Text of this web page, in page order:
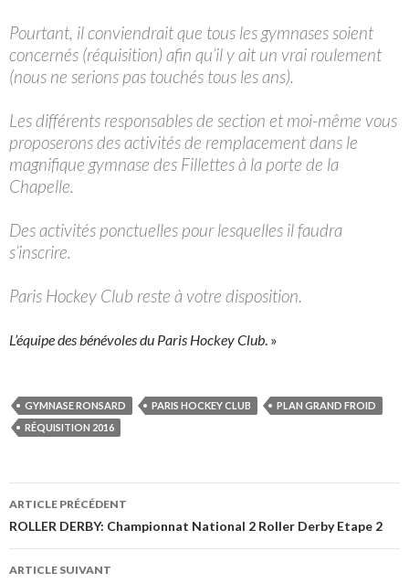
Pourtant, il conviendrait que tous les gymnases soient
concernés (réquisition) afin qu’il y ait un vrai roulement
(nous ne serions pas touchés tous les ans).
Les différents responsables de section et moi-même vous
proposerons des activités de remplacement dans le
magnifique gymnase des Fillettes à la porte de la
Chapelle.
Des activités ponctuelles pour lesquelles il faudra
s’inscrire.
Paris Hockey Club reste à votre disposition.
L’équipe des bénévoles du Paris Hockey Club. »
GYMNASE RONSARD PARIS HOCKEY CLUB
PLAN GRAND FROID
RÉQUISITION 2016
Navigation
des
ARTICLE PRÉCÉDENT
ROLLER DERBY: Championnat National 2 Roller Derby Etape 2
ARTICLE SUIVANT